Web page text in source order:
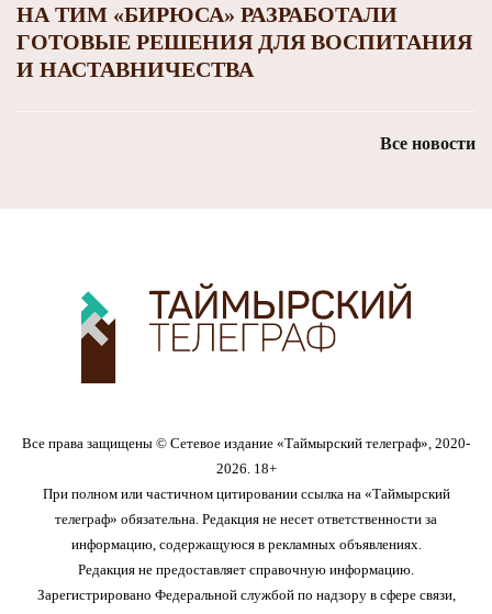
НА ТИМ «БИРЮСА» РАЗРАБОТАЛИ
ГОТОВЫЕ РЕШЕНИЯ ДЛЯ ВОСПИТАНИЯ
И НАСТАВНИЧЕСТВА
Все новости
Все права защищены © Сетевое издание «Таймырский телеграф», 2020-
2026. 18+
При полном или частичном цитировании ссылка на «Таймырский
телеграф» обязательна. Редакция не несет ответственности за
информацию, содержащуюся в рекламных объявлениях.
Редакция не предоставляет справочную информацию.
Зарегистрировано Федеральной службой по надзору в сфере связи,